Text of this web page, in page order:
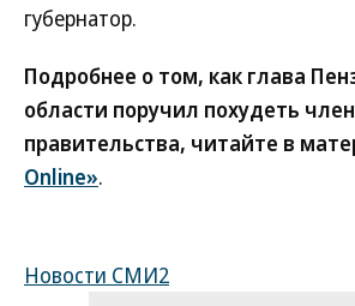
губернатор.
Подробнее о том, как глава
области поручил похудеть
правительства, читайте в
Online».
Новости СМИ2